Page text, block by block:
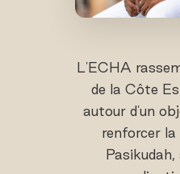
L'ECHA
de la Côte
autour d'un
renforcer